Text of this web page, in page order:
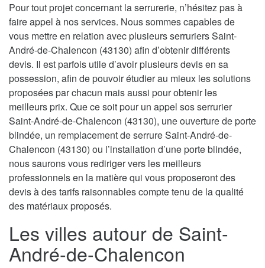
Pour tout projet concernant la serrurerie, n’hésitez pas à
faire appel à nos services. Nous sommes capables de
vous mettre en relation avec plusieurs serruriers Saint-
André-de-Chalencon (43130) afin d’obtenir différents
devis. Il est parfois utile d’avoir plusieurs devis en sa
possession, afin de pouvoir étudier au mieux les solutions
proposées par chacun mais aussi pour obtenir les
meilleurs prix. Que ce soit pour un appel sos serrurier
Saint-André-de-Chalencon (43130), une ouverture de porte
blindée, un remplacement de serrure Saint-André-de-
Chalencon (43130) ou l’installation d’une porte blindée,
nous saurons vous rediriger vers les meilleurs
professionnels en la matière qui vous proposeront des
devis à des tarifs raisonnables compte tenu de la qualité
des matériaux proposés.
Les villes autour de Saint-
André-de-Chalencon